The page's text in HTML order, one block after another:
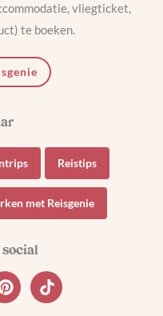
vliegticket,
te boeken.
Reistips
met Reisgenie